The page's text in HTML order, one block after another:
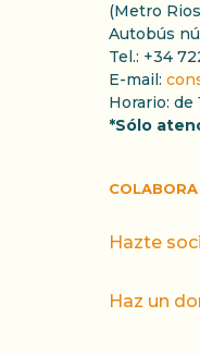
(Metro
Autobús
Tel.: +34
E-mail:
Horario: de
*Sólo
COLABORA
Hazte
Haz un